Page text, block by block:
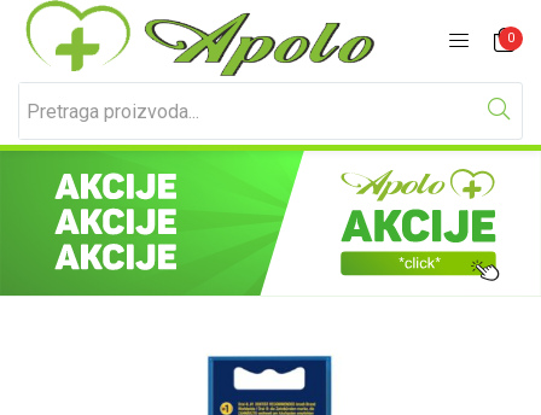
0
Prijavite se Registracija
Unesite svoje korisničko ime i lozinku za prijavu.